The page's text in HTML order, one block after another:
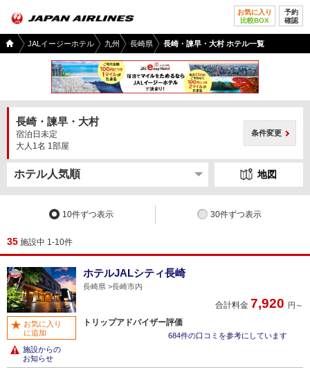
お気に入り
比較BOX
予約
確認
国内
ツア
JALイージーホテル 九州 長崎県 長崎・諫早・大村 ホテル一覧
長崎・諫早・大村
宿泊日未定
大人1名 1部屋
条件変更
地図
10件ずつ表示 30件ずつ表示
35 施設中 1-10件
ホテルJALシティ長崎
長崎県 長崎市内
合計料金 7,920 円～
トリップアドバイザー評価
684件の口コミを参考にしています
お気に入り
に追加
施設からの
お知らせ